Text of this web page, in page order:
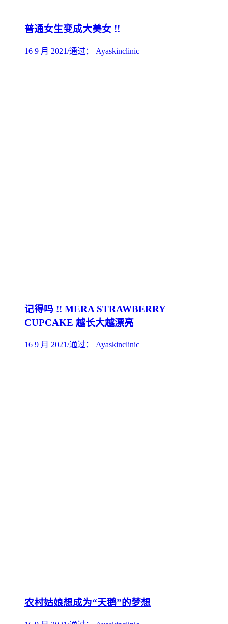
普通女生变成大美女 !!
16 9 月 2021/通过： Ayaskinclinic
记得吗 !! MERA STRAWBERRY
CUPCAKE 越长大越漂亮
16 9 月 2021/通过： Ayaskinclinic
农村姑娘想成为“天鹅”的梦想